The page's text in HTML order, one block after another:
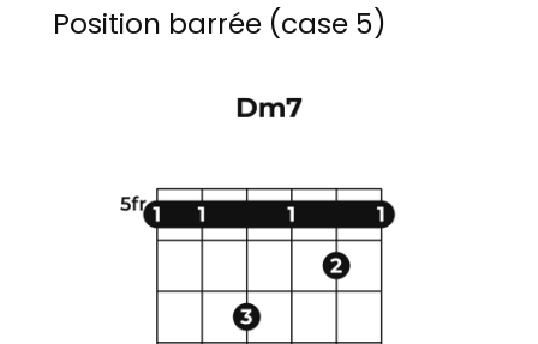
Position barrée (case 5)